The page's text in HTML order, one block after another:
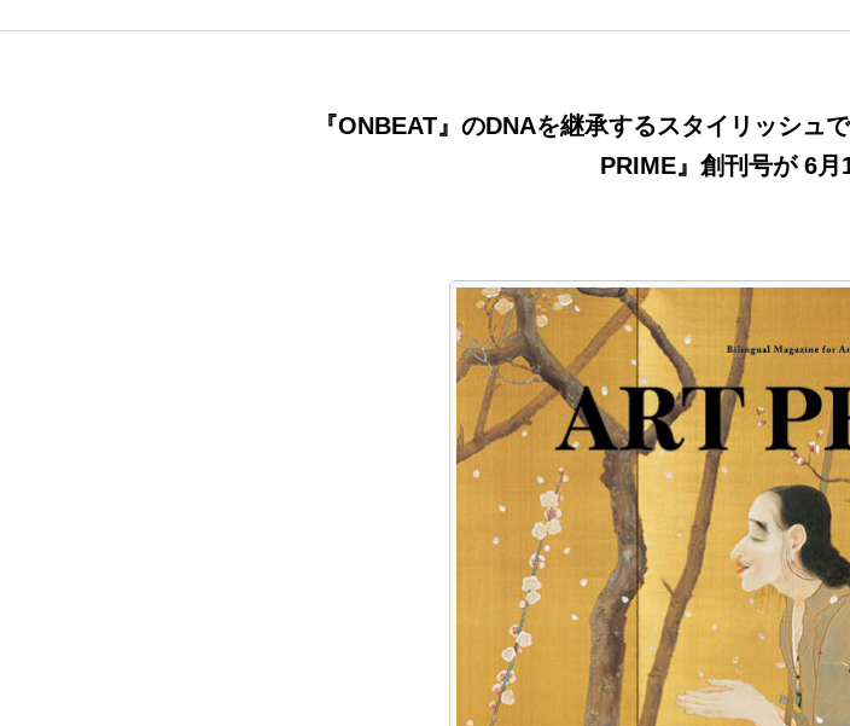
『ONBEAT』のDNAを継承するスタイリッシュ
PRIME』創刊号が 6月